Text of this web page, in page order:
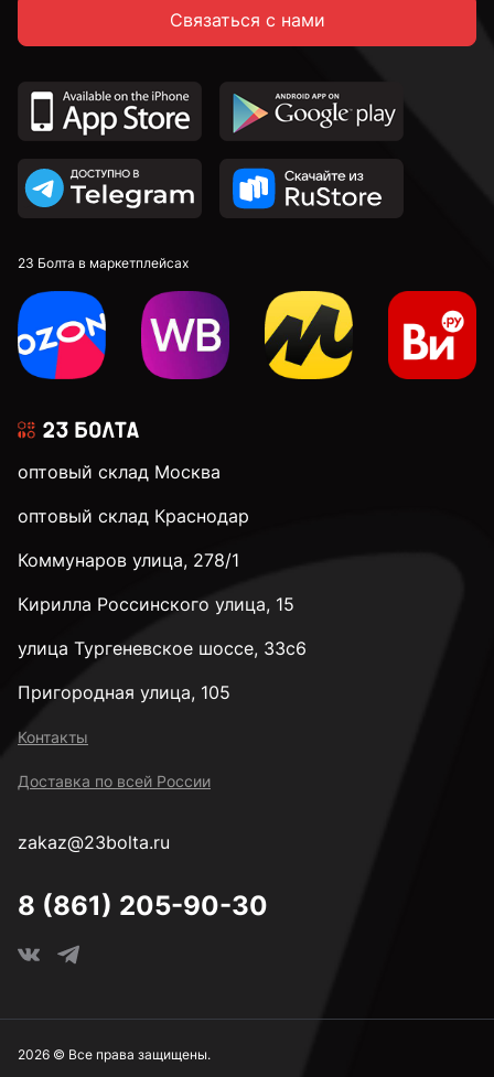
С тарельчатой головкой
С крестовой головкой
По дереву
С полной резьбой
3 мм
3,9 мм
4 мм
4,8 мм
Связаться с нами
23 Болта в маркетплейсах
оптовый склад Москва
оптовый склад Краснодар
Коммунаров улица, 278/1
Кирилла Россинского улица, 15
улица Тургеневское шоссе, 33с6
Пригородная улица, 105
Контакты
Доставка по всей России
zakaz@23bolta.ru
8 (861) 205-90-30
2026 © Все права защищены.